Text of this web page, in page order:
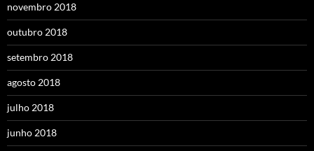
novembro 2018
outubro 2018
setembro 2018
agosto 2018
julho 2018
junho 2018